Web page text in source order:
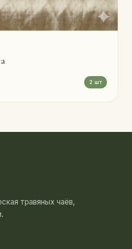
2 шт
травяных чаёв,